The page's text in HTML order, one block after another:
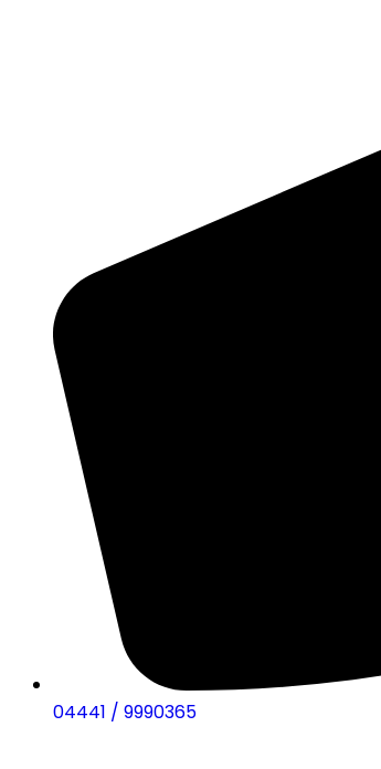
04441 / 9990365